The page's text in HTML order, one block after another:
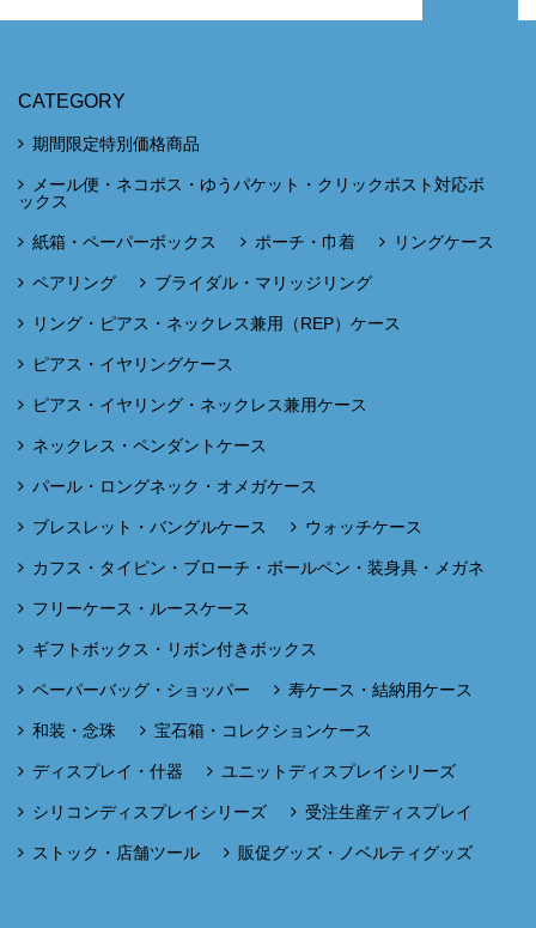
CATEGORY
期間限定特別価格商品
メール便・ネコポス・ゆうパケット・クリックポスト対応ボ
ックス
紙箱・ペーパーボックス ポーチ・巾着 リングケース
ペアリング ブライダル・マリッジリング
リング・ピアス・ネックレス兼用（REP）ケース
ピアス・イヤリングケース
ピアス・イヤリング・ネックレス兼用ケース
ネックレス・ペンダントケース
パール・ロングネック・オメガケース
ブレスレット・バングルケース ウォッチケース
カフス・タイピン・ブローチ・ボールペン・装身具・メガネ
フリーケース・ルースケース
ギフトボックス・リボン付きボックス
ペーパーバッグ・ショッパー 寿ケース・結納用ケース
和装・念珠 宝石箱・コレクションケース
ディスプレイ・什器 ユニットディスプレイシリーズ
シリコンディスプレイシリーズ 受注生産ディスプレイ
ストック・店舗ツール 販促グッズ・ノベルティグッズ